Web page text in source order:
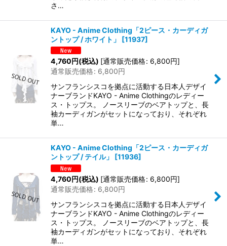
さ…
KAYO - Anime Clothing「2ピース・カーディガ
ントップ / ホワイト」
[11937]
4,760円(税込) [通常販売価格: 6,800円]
通常販売価格: 6,800円
サンフランシスコを拠点に活動する日本人デザイ
ナーブランドKAYO - Anime Clothingのレディー
ス・トップス。 ノースリーブのベアトップと、長
袖カーディガンがセットになっており、それぞれ
単…
KAYO - Anime Clothing「2ピース・カーディガ
ントップ / テイル」
[11936]
4,760円(税込) [通常販売価格: 6,800円]
通常販売価格: 6,800円
サンフランシスコを拠点に活動する日本人デザイ
ナーブランドKAYO - Anime Clothingのレディー
ス・トップス。 ノースリーブのベアトップと、長
袖カーディガンがセットになっており、それぞれ
単…